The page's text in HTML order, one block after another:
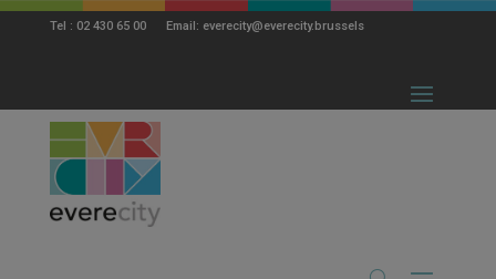
Tel : 02 430 65 00 Email: everecity@everecity.brussels
modal-check